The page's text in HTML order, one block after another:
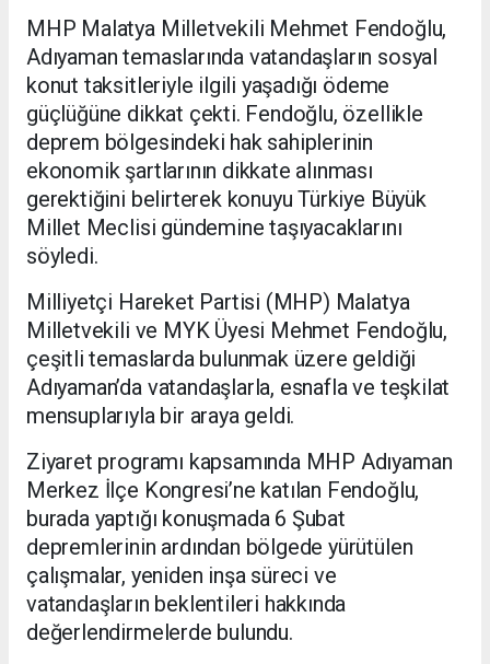
MHP Malatya Milletvekili Mehmet Fendoğlu,
Adıyaman temaslarında vatandaşların sosyal
konut taksitleriyle ilgili yaşadığı ödeme
güçlüğüne dikkat çekti. Fendoğlu, özellikle
deprem bölgesindeki hak sahiplerinin
ekonomik şartlarının dikkate alınması
gerektiğini belirterek konuyu Türkiye Büyük
Millet Meclisi gündemine taşıyacaklarını
söyledi.
Milliyetçi Hareket Partisi (MHP) Malatya
Milletvekili ve MYK Üyesi Mehmet Fendoğlu,
çeşitli temaslarda bulunmak üzere geldiği
Adıyaman’da vatandaşlarla, esnafla ve teşkilat
mensuplarıyla bir araya geldi.
Ziyaret programı kapsamında MHP Adıyaman
Merkez İlçe Kongresi’ne katılan Fendoğlu,
burada yaptığı konuşmada 6 Şubat
depremlerinin ardından bölgede yürütülen
çalışmalar, yeniden inşa süreci ve
vatandaşların beklentileri hakkında
değerlendirmelerde bulundu.